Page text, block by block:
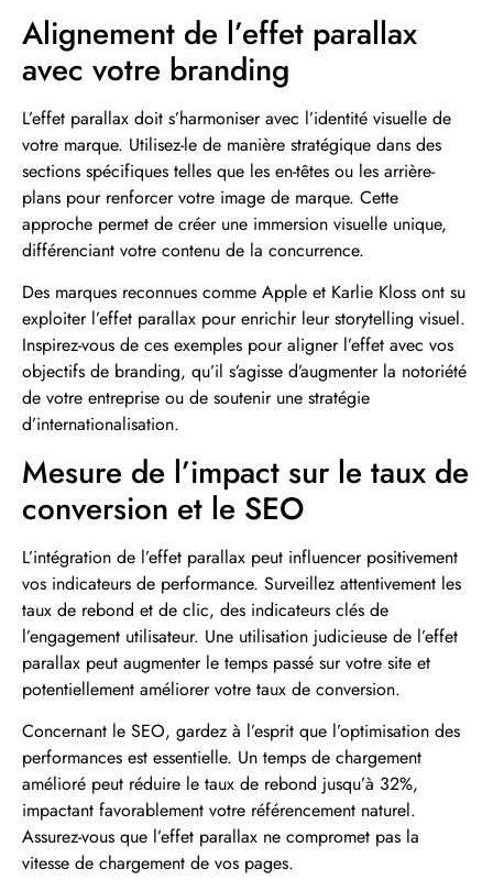
Alignement de l’effet parallax
avec votre branding
L’effet parallax doit s’harmoniser avec l’identité visuelle de
votre marque. Utilisez-le de manière stratégique dans des
sections spécifiques telles que les en-têtes ou les arrière-
plans pour renforcer votre image de marque. Cette
approche permet de créer une immersion visuelle unique,
différenciant votre contenu de la concurrence.
Des marques reconnues comme Apple et Karlie Kloss ont su
exploiter l’effet parallax pour enrichir leur storytelling visuel.
Inspirez-vous de ces exemples pour aligner l’effet avec vos
objectifs de branding, qu’il s’agisse d’augmenter la notoriété
de votre entreprise ou de soutenir une stratégie
d’internationalisation.
Mesure de l’impact sur le taux de
conversion et le SEO
L’intégration de l’effet parallax peut influencer positivement
vos indicateurs de performance. Surveillez attentivement les
taux de rebond et de clic, des indicateurs clés de
l’engagement utilisateur. Une utilisation judicieuse de l’effet
parallax peut augmenter le temps passé sur votre site et
potentiellement améliorer votre taux de conversion.
Concernant le SEO, gardez à l’esprit que l’optimisation des
performances est essentielle. Un temps de chargement
amélioré peut réduire le taux de rebond jusqu’à 32%,
impactant favorablement votre référencement naturel.
Assurez-vous que l’effet parallax ne compromet pas la
vitesse de chargement de vos pages.